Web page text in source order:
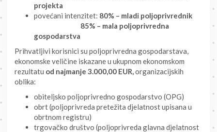
projekta
povećani intenzitet: 80% – mladi poljoprivrednik
85% – mala poljoprivredna
gospodarstva
Prihvatljivi korisnici su poljoprivredna gospodarstava,
ekonomske veličine iskazane u ukupnom ekonomskom
rezultatu od najmanje 3.000,00 EUR, organizacijskih
oblika:
obiteljsko poljoprivredno gospodarstvo (OPG)
obrt (poljoprivreda pretežita djelatnost upisana u
obrtnom registru)
trgovačko društvo (poljoprivreda glavna djelatnost